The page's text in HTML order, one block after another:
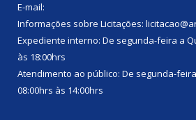
E-mail:
Informações sobre Licitações:
Expediente interno: De segunda-feira a
às 18:00hrs
Atendimento ao público: De segunda-
08:00hrs às 14:00hrs